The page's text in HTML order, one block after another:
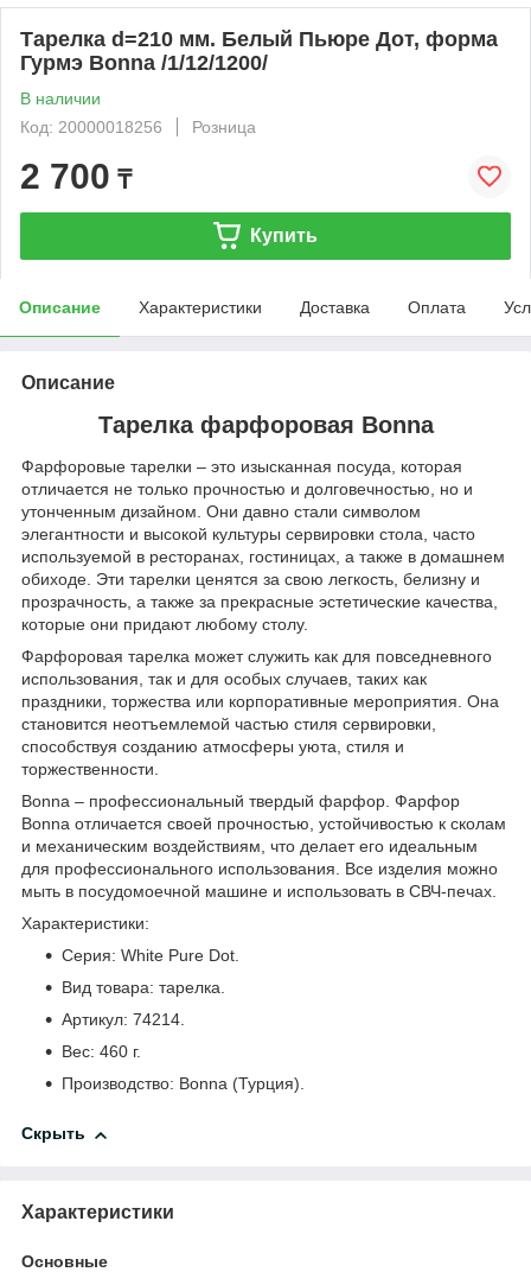
Тарелка d=210 мм. Белый Пьюре Дот, форма
Гурмэ Bonna /1/12/1200/
В наличии
Код: 20000018256
Розница
2 700 ₸
Купить
Описание Характеристики Доставка Оплата
Описание
Тарелка фарфоровая Bonna
Фарфоровые тарелки – это изысканная посуда, которая
отличается не только прочностью и долговечностью, но и
утонченным дизайном. Они давно стали символом
элегантности и высокой культуры сервировки стола, часто
используемой в ресторанах, гостиницах, а также в домашнем
обиходе. Эти тарелки ценятся за свою легкость, белизну и
прозрачность, а также за прекрасные эстетические качества,
которые они придают любому столу.
Фарфоровая тарелка может служить как для повседневного
использования, так и для особых случаев, таких как
праздники, торжества или корпоративные мероприятия. Она
становится неотъемлемой частью стиля сервировки,
способствуя созданию атмосферы уюта, стиля и
торжественности.
Bonna – профессиональный твердый фарфор. Фарфор
Bonna отличается своей прочностью, устойчивостью к сколам
и механическим воздействиям, что делает его идеальным
для профессионального использования. Все изделия можно
мыть в посудомоечной машине и использовать в СВЧ-печах.
Характеристики:
Серия: White Pure Dot.
Вид товара: тарелка.
Артикул: 74214.
Вес: 460 г.
Производство: Bonna (Турция).
Скрыть
Характеристики
Основные